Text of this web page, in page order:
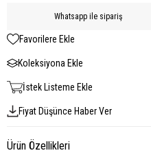
Whatsapp ile sipariş
Favorilere Ekle
Koleksiyona Ekle
İstek Listeme Ekle
Fiyat Düşünce Haber Ver
Ürün Özellikleri